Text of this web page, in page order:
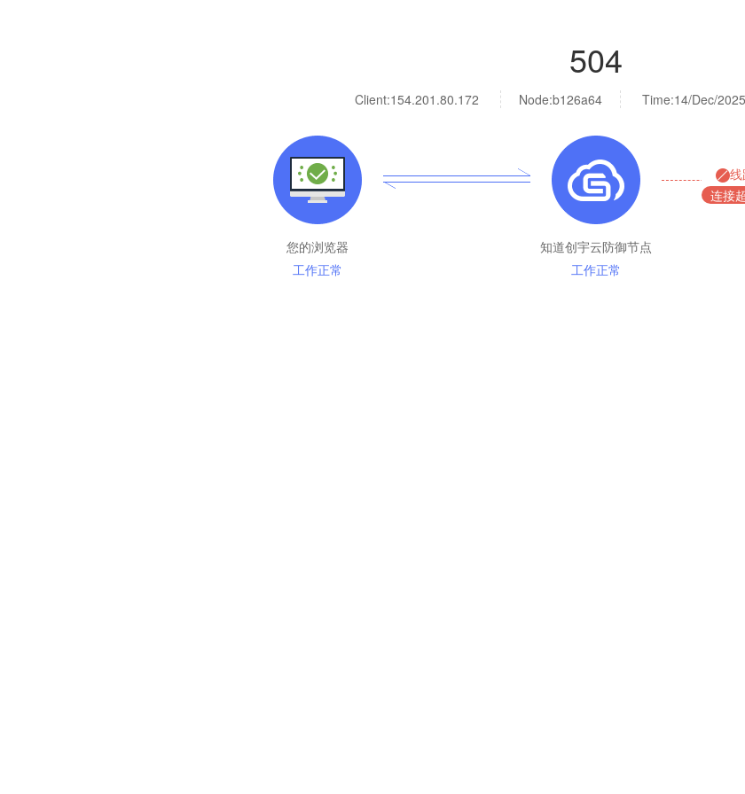
504
Client:154.201.80.172 Node:b126a64 Time:14/Dec/
您的浏览器
工作正常
知道创宇云防御节点
工作正常
线
连接